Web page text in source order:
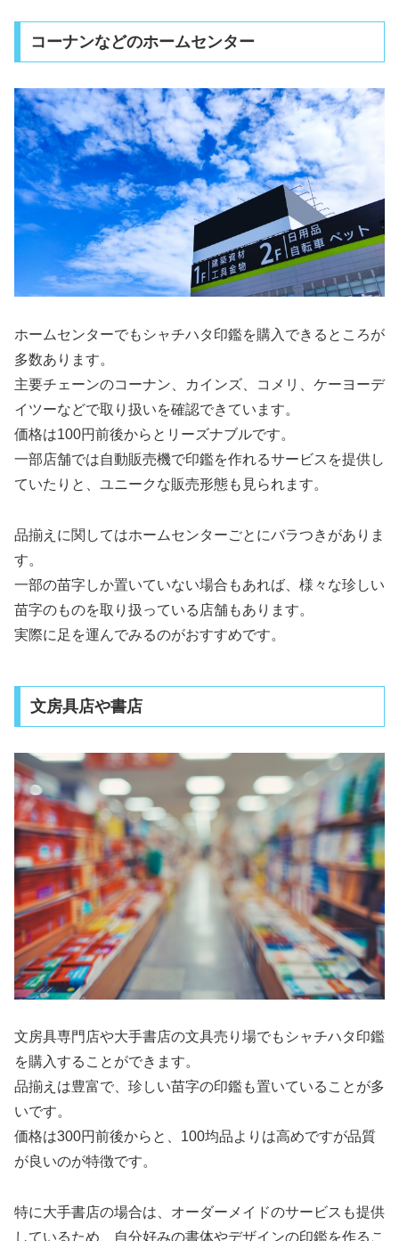
コーナンなどのホームセンター
ホームセンターでもシャチハタ印鑑を購入できるところが
多数あります。
主要チェーンのコーナン、カインズ、コメリ、ケーヨーデ
イツーなどで取り扱いを確認できています。
価格は100円前後からとリーズナブルです。
一部店舗では自動販売機で印鑑を作れるサービスを提供し
ていたりと、ユニークな販売形態も見られます。
品揃えに関してはホームセンターごとにバラつきがありま
す。
一部の苗字しか置いていない場合もあれば、様々な珍しい
苗字のものを取り扱っている店舗もあります。
実際に足を運んでみるのがおすすめです。
文房具店や書店
文房具専門店や大手書店の文具売り場でもシャチハタ印鑑
を購入することができます。
品揃えは豊富で、珍しい苗字の印鑑も置いていることが多
いです。
価格は300円前後からと、100均品よりは高めですが品質
が良いのが特徴です。
特に大手書店の場合は、オーダーメイドのサービスも提供
しているため、自分好みの書体やデザインの印鑑を作るこ